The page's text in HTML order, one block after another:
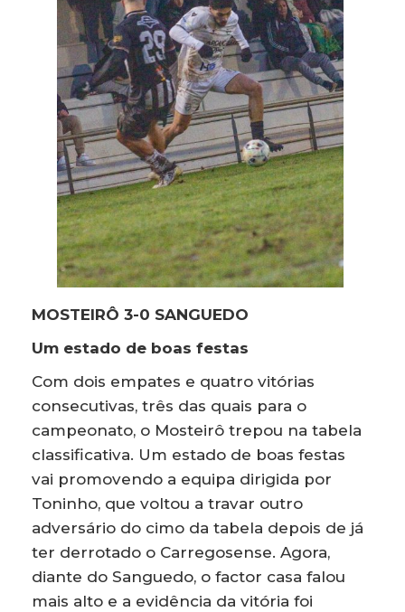
MOSTEIRÔ 3-0 SANGUEDO
Um estado de boas festas
Com dois empates e quatro vitórias
consecutivas, três das quais para o
campeonato, o Mosteirô trepou na tabela
classificativa. Um estado de boas festas
vai promovendo a equipa dirigida por
Toninho, que voltou a travar outro
adversário do cimo da tabela depois de já
ter derrotado o Carregosense. Agora,
diante do Sanguedo, o factor casa falou
mais alto e a evidência da vitória foi